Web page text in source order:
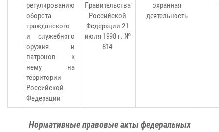
регулированию
оборота
гражданского
и служебного
оружия и
патронов к
нему на
территории
Российской
Федерации
Правительства
Российской
Федерации 21
июля 1998 г. №
814
охранная
деятельность
Нормативные правовые акты федеральных